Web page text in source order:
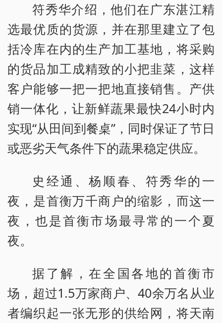
符秀华介绍，他们在广东湛江精
选最优质的货源，并在那里建立了包
括冷库在内的生产加工基地，将采购
的货品加工成精致的小把韭菜，这样
客户能够一把一把地直接销售。产供
销一体化，让新鲜蔬果最快24小时内
实现“从田间到餐桌”，同时保证了节日
或恶劣天气条件下的蔬果稳定供应。
史经通、杨顺春、符秀华的一
夜，是首衡万千商户的缩影，而这一
夜，也是首衡市场最寻常的一个夏
夜。
据了解，在全国各地的首衡市
场，超过1.5万家商户、40余万名从业
者编织起一张无形的供给网，将天南